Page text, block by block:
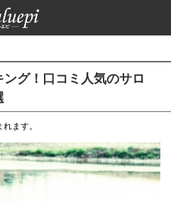
グ！口コミ人気のサロ
ます。